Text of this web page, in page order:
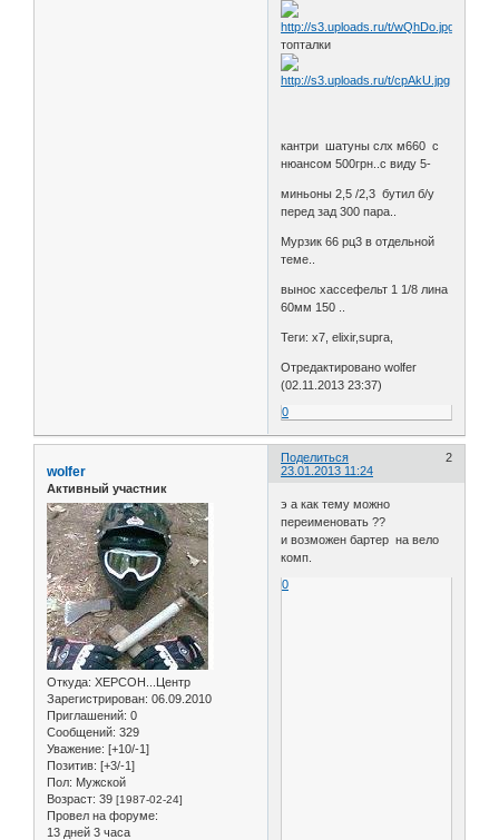
топталки
кантри шатуны слх м660 с
нюансом 500грн..с виду 5-
миньоны 2,5 /2,3 бутил б/у
перед зад 300 пара..
Мурзик 66 рц3 в отдельной
теме..
вынос хассефельт 1 1/8 лина
60мм 150 ..
Теги: x7, elixir,supra,
Отредактировано wolfer
(02.11.2013 23:37)
0
Поделиться
2
23.01.2013 11:24
wolfer
Активный участник
Откуда: ХЕРСОН...Центр
Зарегистрирован: 06.09.2010
Приглашений: 0
Сообщений: 329
Уважение: [+10/-1]
Позитив: [+3/-1]
Пол: Мужской
Возраст: 39 [1987-02-24]
Провел на форуме:
13 дней 3 часа
э а как тему можно
переименовать ??
и возможен бартер на вело
комп.
0